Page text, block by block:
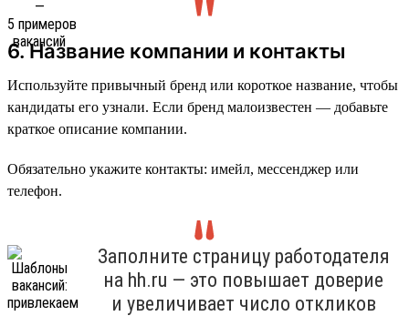
6. Название компании и контакты
Используйте привычный бренд или короткое название, чтобы
кандидаты его узнали. Если бренд малоизвестен — добавьте
краткое описание компании.
Обязательно укажите контакты: имейл, мессенджер или
телефон.
Заполните страницу работодателя
на hh.ru — это повышает доверие
и увеличивает число откликов